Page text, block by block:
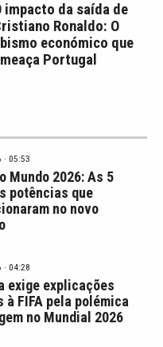
impacto da saída de
Ronaldo: O
económico que
Portugal
· 05:53
Mundo 2026: As 5
potências que
no novo
· 04:28
exige explicações
FIFA pela polémica
no Mundial 2026